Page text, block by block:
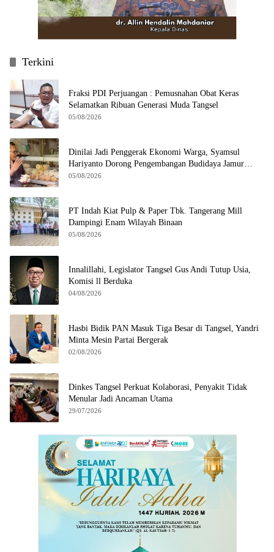
Terkini
Fraksi PDI Perjuangan : Pemusnahan Obat Keras
Selamatkan Ribuan Generasi Muda Tangsel
05/08/2026
Dinilai Jadi Penggerak Ekonomi Warga, Syamsul
Hariyanto Dorong Pengembangan Budidaya Jamur
Crispy di Serpong
05/08/2026
PT Indah Kiat Pulp & Paper Tbk. Tangerang Mill
Dampingi Enam Wilayah Binaan
05/08/2026
Innalillahi, Legislator Tangsel Gus Andi Tutup Usia,
Komisi ll Berduka
04/08/2026
Hasbi Bidik PAN Masuk Tiga Besar di Tangsel, Yandri
Minta Mesin Partai Bergerak
02/08/2026
Dinkes Tangsel Perkuat Kolaborasi, Penyakit Tidak
Menular Jadi Ancaman Utama
29/07/2026